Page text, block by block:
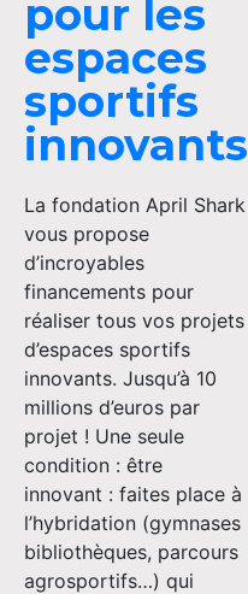
pour les
espaces
sportifs
innovants
La fondation April Shark
vous propose
d’incroyables
financements pour
réaliser tous vos projets
d’espaces sportifs
innovants. Jusqu’à 10
millions d’euros par
projet ! Une seule
condition : être
innovant : faites place à
l’hybridation (gymnases
bibliothèques, parcours
agrosportifs…) qui